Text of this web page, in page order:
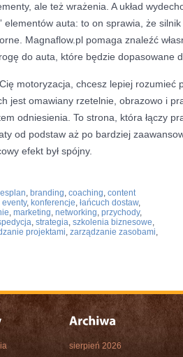
ale też wrażenia. A układ
elementów auta: to on sprawia, że
Magnaflow.pl pomaga znaleźć
do auta, które będzie dopasowane
motoryzacja, chcesz lepiej rozumieć
jest omawiany rzetelnie, obrazowo i
odniesienia. To strona, która łączy
od podstaw aż po bardziej
efekt był spójny.
, branding, coaching, content
eventy, konferencje, łańcuch dostaw,
, marketing, networking, przychody,
, strategia, szkolenia biznesowe,
projektami, zarządzanie zasobami,
sierpień 2026